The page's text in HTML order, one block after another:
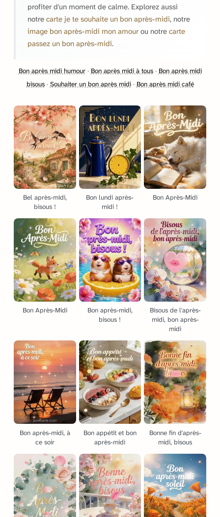
profiter d'un moment de calme. Explorez aussi
notre carte je te souhaite un bon après-midi, notre
image bon après-midi mon amour ou notre carte
passez un bon après-midi.
Bon après midi humour· Bon après midi à tous· Bon après midi
bisous· Souhaiter un bon après midi· Bon après midi café
Bel après-midi,
bisous !
Bon lundi après-
midi !
Bon Après-Midi
Bon Après-Midi
Bon après-midi,
bisous !
Bisous de l'après-
midi, bon après-
midi
Bon après-midi, à
ce soir
Bon appétit et bon
après-midi
Bonne fin d'après-
midi, bisous